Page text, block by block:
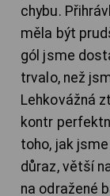
chybu.
měla být
gól jsme
trvalo, než
Lehkovážná
kontr
toho, jak
důraz, větší
na odražené